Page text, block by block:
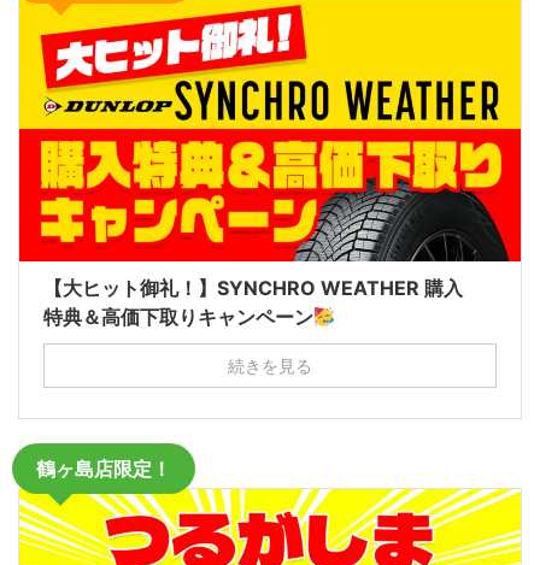
【大ヒット御礼！】SYNCHRO WEATHER 購入
特典＆高価下取りキャンペーン
続きを見る
鶴ヶ島店限定！